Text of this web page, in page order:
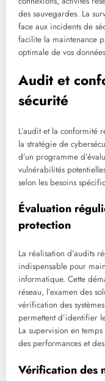
des sauvegardes. La
face aux incidents de
facilite la maintenance
optimale de vos
Audit et
sécurité
L’audit et la conformité
la stratégie de
d’un programme
vulnérabilités
selon les besoins
Évaluation
protection
La réalisation d’audits
indispensable pour
informatique. Cette
réseau, l’examen des
vérification des
permettent d’identifier
La supervision en
des performances et
Vérification des